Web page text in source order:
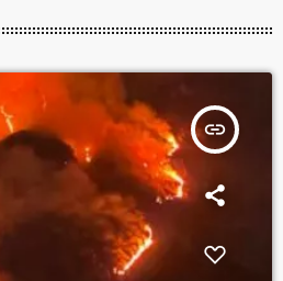
insert_link